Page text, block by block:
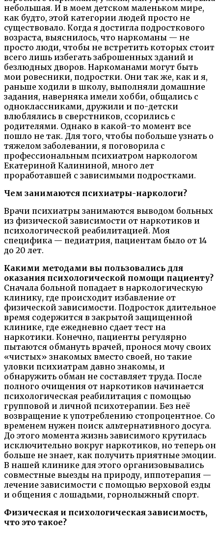
небольшая. И в моем детском маленьком мире,
как будто, этой категории людей просто не
существовало. Когда я достигла подросткового
возраста, выяснилось, что наркоманы — не
просто люди, чтобы не встретить которых стоит
всего лишь избегать заброшенных зданий и
безлюдных дворов. Наркоманами могут быть
мои ровесники, подростки. Они так же, как и я,
раньше ходили в школу, выполняли домашние
задания, наверняка имели хобби, общались с
одноклассниками, дружили и по-детски
влюблялись в сверстников, ссорились с
родителями. Однако в какой-то момент все
пошло не так. Для того, чтобы побольше узнать о
тяжелом заболевании, я поговорила с
профессиональным психиатром наркологом
Екатериной Калининой, много лет
проработавшей с зависимыми подростками.
Чем занимаются психиатры-наркологи?
Врачи психиатры занимаются выводом больных
из физической зависимости от наркотиков и
психологической реабилитацией. Моя
специфика — педиатрия, пациентам было от 14
до 20 лет.
Какими методами вы пользовались для
оказания психологической помощи пациенту?
Сначала больной попадает в наркологическую
клинику, где происходит избавление от
физической зависимости. Подросток длительное
время содержится в закрытой защищенной
клинике, где ежедневно сдает тест на
наркотики. Конечно, пациенты регулярно
пытаются обмануть врачей, пронося мочу своих
«чистых» знакомых вместо своей, но такие
уловки психиатрам давно знакомы, и
обнаружить обман не составляет труда. После
полного очищения от наркотиков начинается
психологическая реабилитация с помощью
групповой и личной психотерапии. Без неё
возвращение к употреблению стопроцентное. Со
временем нужен поиск альтернативного досуга.
До этого момента жизнь зависимого крутилась
исключительно вокруг наркотиков, но теперь он
больше не знает, как получить приятные эмоции.
В нашей клинике для этого организовывались
совместные выезды на природу, иппотерапия —
лечение зависимости с помощью верховой езды
и общения с лошадьми, горнолыжный спорт.
Физическая и психологическая зависимость,
что это такое?